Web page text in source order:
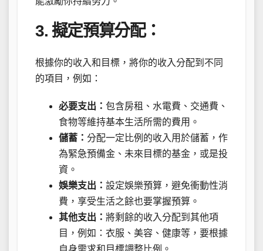
3. 擬定預算分配：
根據你的收入和目標，將你的收入分配到不同
的項目，例如：
必要支出： 包含房租、水電費、交通費、
食物等維持基本生活所需的費用。
儲蓄： 分配一定比例的收入用於儲蓄，作
為緊急預備金、未來目標的基金，或是投
資。
娛樂支出： 設定娛樂預算，避免衝動性消
費，享受生活之餘也要掌握預算。
其他支出： 將剩餘的收入分配到其他項
目，例如：衣服、美容、健康等，要根據
自身需求和目標調整比例。